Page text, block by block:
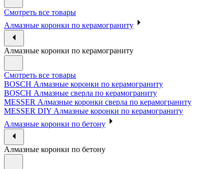
Смотреть все товары
Алмазные коронки по керамограниту
Алмазные коронки по керамограниту
Смотреть все товары
BOSCH Алмазные коронки по керамограниту
BOSCH Алмазные сверла по керамограниту
MESSER Алмазные коронки сверла по керамограниту
MESSER DIY Алмазные коронки по керамограниту
Алмазные коронки по бетону
Алмазные коронки по бетону